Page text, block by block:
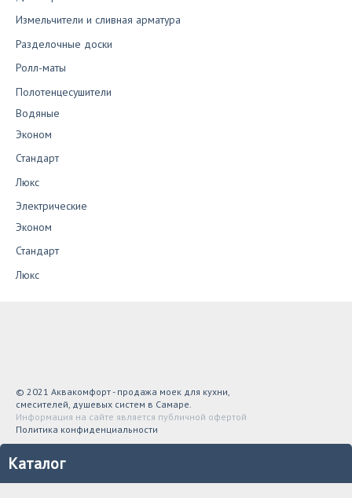
Измельчители и сливная арматура
Разделочные доски
Ролл-маты
Полотенцесушители
Водяные
Эконом
Стандарт
Люкс
Электрические
Эконом
Стандарт
Люкс
© 2021 Аквакомфорт - продажа моек для кухни,
смесителей, душевых систем в Самаре.
Информация на сайте является публичной офертой
Политика конфиденциальности
Каталог